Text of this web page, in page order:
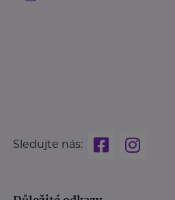
Sledujte nás: